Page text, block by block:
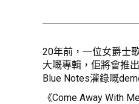
20年前，一位女爵士
大嘅專輯，佢將會推
Blue Notes灌錄嘅
《Come Away With